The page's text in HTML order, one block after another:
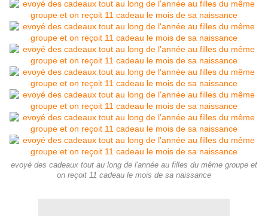
evoyé des cadeaux tout au long de l'année au filles du même groupe et
on reçoit 11 cadeau le mois de sa naissance